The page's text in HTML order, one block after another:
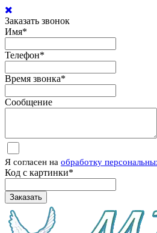
Заказать звонок
Имя*
Телефон*
Время звонка*
Сообщение
Я согласен на обработку
Код с картинки*
Заказать